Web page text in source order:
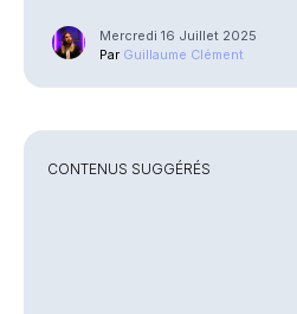
Mercredi 16 Juillet 2025
Par Guillaume Clément
CONTENUS SUGGÉRÉS